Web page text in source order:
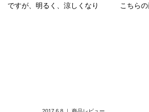
ですが、明るく、涼しくなり
こちら